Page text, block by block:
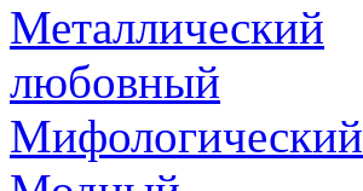
Металлический
любовный
Мифологический